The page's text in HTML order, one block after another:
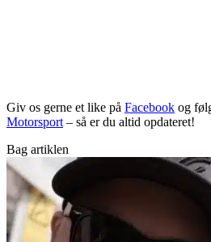
Giv os gerne et like på Facebook og
Motorsport – så er du altid opdateret!
Bag artiklen